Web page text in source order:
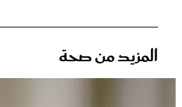
المزيد من صحة